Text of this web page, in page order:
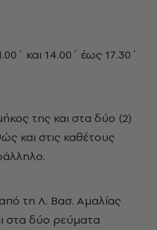
και 14.00΄ έως 17.30΄
της και στα δύο (2)
και στις καθέτους
τη Λ. Βασ. Αμαλίας
στα δύο ρεύματα